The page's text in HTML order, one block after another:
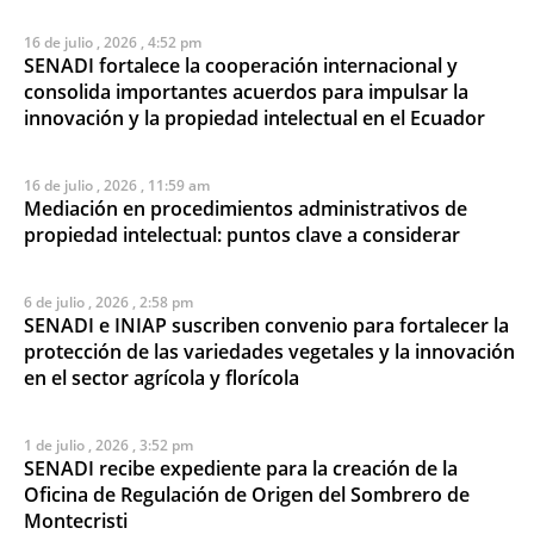
16 de julio , 2026 , 4:52 pm
SENADI fortalece la cooperación internacional y
consolida importantes acuerdos para impulsar la
innovación y la propiedad intelectual en el Ecuador
16 de julio , 2026 , 11:59 am
Mediación en procedimientos administrativos de
propiedad intelectual: puntos clave a considerar
6 de julio , 2026 , 2:58 pm
SENADI e INIAP suscriben convenio para fortalecer la
protección de las variedades vegetales y la innovación
en el sector agrícola y florícola
1 de julio , 2026 , 3:52 pm
SENADI recibe expediente para la creación de la
Oficina de Regulación de Origen del Sombrero de
Montecristi